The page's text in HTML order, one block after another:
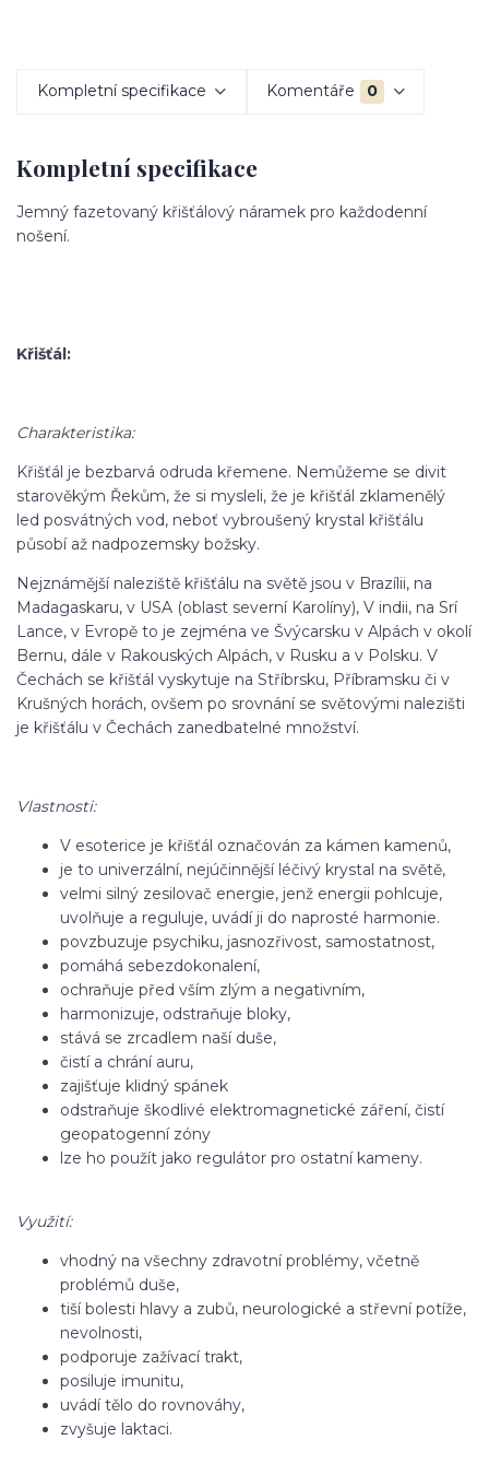
Kompletní specifikace Komentáře 0
Kompletní specifikace
Jemný fazetovaný křišťálový náramek pro každodenní
nošení.
Křišťál:
Charakteristika:
Křišťál je bezbarvá odruda křemene. Nemůžeme se divit
starověkým Řekům, že si mysleli, že je křišťál zklamenělý
led posvátných vod, neboť vybroušený krystal křišťálu
působí až nadpozemsky božsky.
Nejznámější naleziště křišťálu na světě jsou v Brazílii, na
Madagaskaru, v USA (oblast severní Karolíny), V indii, na Srí
Lance, v Evropě to je zejména ve Švýcarsku v Alpách v okolí
Bernu, dále v Rakouských Alpách, v Rusku a v Polsku. V
Čechách se křišťál vyskytuje na Stříbrsku, Příbramsku či v
Krušných horách, ovšem po srovnání se světovými nalezišti
je křišťálu v Čechách zanedbatelné množství.
Vlastnosti:
V esoterice je křišťál označován za kámen kamenů,
je to univerzální, nejúčinnější léčivý krystal na světě,
velmi silný zesilovač energie, jenž energii pohlcuje,
uvolňuje a reguluje, uvádí ji do naprosté harmonie.
povzbuzuje psychiku, jasnozřivost, samostatnost,
pomáhá sebezdokonalení,
ochraňuje před vším zlým a negativním,
harmonizuje, odstraňuje bloky,
stává se zrcadlem naší duše,
čistí a chrání auru,
zajišťuje klidný spánek
odstraňuje škodlivé elektromagnetické záření, čistí
geopatogenní zóny
lze ho použít jako regulátor pro ostatní kameny.
Využití:
vhodný na všechny zdravotní problémy, včetně
problémů duše,
tiší bolesti hlavy a zubů, neurologické a střevní potíže,
nevolnosti,
podporuje zažívací trakt,
posiluje imunitu,
uvádí tělo do rovnováhy,
zvyšuje laktaci.